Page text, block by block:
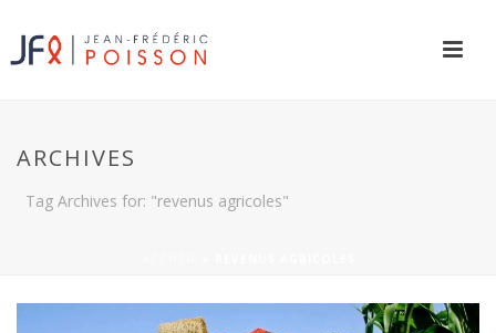
ARCHIVES
Tag Archives for: "revenus agricoles"